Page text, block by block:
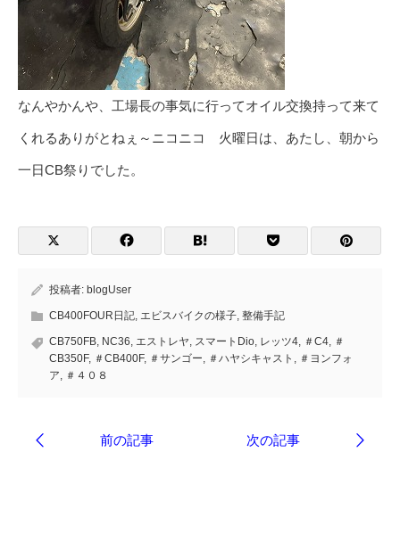
なんやかんや、工場長の事気に行ってオイル交換持って来て
くれるありがとねぇ～ニコニコ 火曜日は、あたし、朝から
一日CB祭りでした。
投稿者: blogUser
CB400FOUR日記, エビスバイクの様子, 整備手記
CB750FB, NC36, エストレヤ, スマートDio, レッツ4, ＃C4, ＃
CB350F, ＃CB400F, ＃サンゴー, ＃ハヤシキャスト , ＃ヨンフォ
ア, ＃４０８